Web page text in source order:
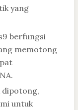
yang
berfungsi
memotong
dipotong,
untuk